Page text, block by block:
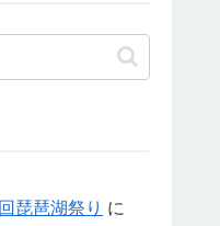
琵琶湖祭り に